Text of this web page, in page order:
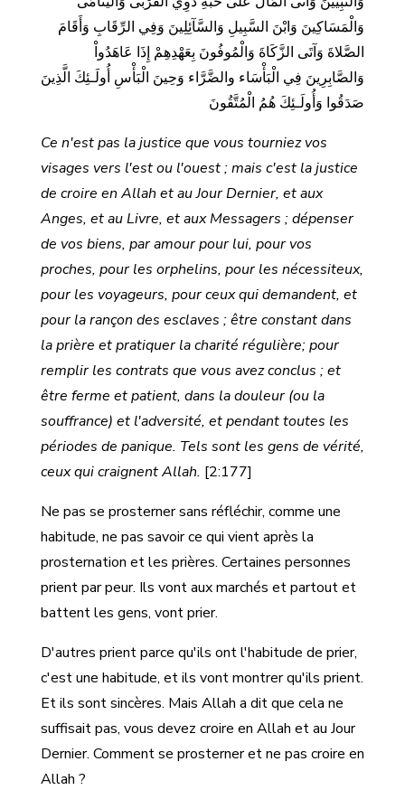
وَالْمَسَاكِينَ وَابْنَ السَّبِيلِ وَالسَّآئِلِينَ وَفِي الرِّقَابِ وَأَقَامَ
الصَّلاةَ وَآتَى الزَّكَاةَ وَالْمُوفُونَ بِعَهْدِهِمْ إِذَا عَاهَدُواْ
وَالصَّابِرِينَ فِي الْبَأْسَاء والضَّرَّاء وَحِينَ الْبَأْسِ أُولَـئِكَ الَّذِينَ
صَدَقُوا وَأُولَـئِكَ هُمُ الْمُتَّقُونَ
Ce n'est pas la justice que vous tourniez vos
visages vers l'est ou l'ouest ; mais c'est la justice
de croire en Allah et au Jour Dernier, et aux
Anges, et au Livre, et aux Messagers ; dépenser
de vos biens, par amour pour lui, pour vos
proches, pour les orphelins, pour les nécessiteux,
pour les voyageurs, pour ceux qui demandent, et
pour la rançon des esclaves ; être constant dans
la prière et pratiquer la charité régulière; pour
remplir les contrats que vous avez conclus ; et
être ferme et patient, dans la douleur (ou la
souffrance) et l'adversité, et pendant toutes les
périodes de panique. Tels sont les gens de vérité,
ceux qui craignent Allah. [2:177]
Ne pas se prosterner sans réfléchir, comme une
habitude, ne pas savoir ce qui vient après la
prosternation et les prières. Certaines personnes
prient par peur. Ils vont aux marchés et partout et
battent les gens, vont prier.
D'autres prient parce qu'ils ont l'habitude de prier,
c'est une habitude, et ils vont montrer qu'ils prient.
Et ils sont sincères. Mais Allah a dit que cela ne
suffisait pas, vous devez croire en Allah et au Jour
Dernier. Comment se prosterner et ne pas croire en
Allah ?